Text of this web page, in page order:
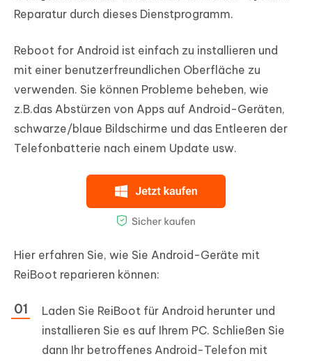
Reparatur durch dieses Dienstprogramm.
Reboot for Android ist einfach zu installieren und
mit einer benutzerfreundlichen Oberfläche zu
verwenden. Sie können Probleme beheben, wie
z.B.das Abstürzen von Apps auf Android-Geräten,
schwarze/blaue Bildschirme und das Entleeren der
Telefonbatterie nach einem Update usw.
Hier erfahren Sie, wie Sie Android-Geräte mit
ReiBoot reparieren können:
Laden Sie ReiBoot für Android herunter und
installieren Sie es auf Ihrem PC. Schließen Sie
dann Ihr betroffenes Android-Telefon mit